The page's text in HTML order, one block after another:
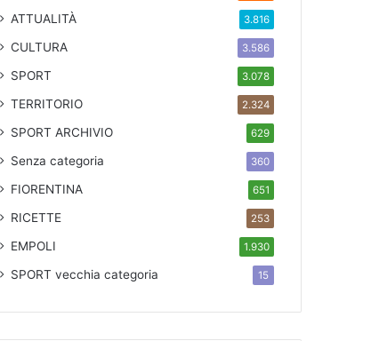
ATTUALITÀ 3.816
CULTURA 3.586
SPORT 3.078
TERRITORIO 2.324
SPORT ARCHIVIO 629
Senza categoria 360
FIORENTINA 651
RICETTE 253
EMPOLI 1.930
SPORTvecchia categoria 15